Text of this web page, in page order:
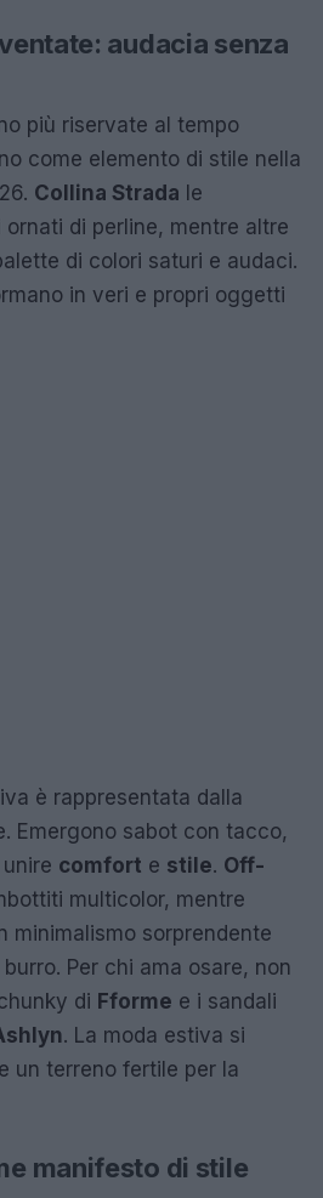
audacia senza
più riservate al tempo
come elemento di stile nella
Collina Strada le
di perline, mentre altre
di colori saturi e audaci.
in veri e propri oggetti
è rappresentata dalla
Emergono sabot con tacco,
comfort e stile. Off-
multicolor, mentre
minimalismo sorprendente
Per chi ama osare, non
di Fforme e i sandali
. La moda estiva si
un terreno fertile per la
manifesto di stile